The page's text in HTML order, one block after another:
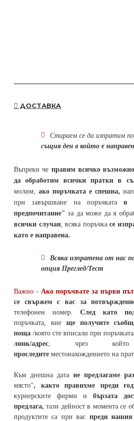
ДОСТАВКА
Стараем се да изпратим
същия ден в който е
Въпреки че правим всичко възможно
да обработим всички пратки в
молим, ако поръчката е спешна,
при завършване на поръчкатав
предпочитание" за да може да я
всички случаи, всяка поръчка се
като е направена.
Всяка изпратена от нас
опция Преглед/Тест
Важно - Ако поръчвате за първи път
се свържем с вас за
телефонен номер
След като
поръчката, вие ще получите
поща /която сте вписали при
линк/адрес , чрез
проследите местонахождението на
Към днешна дата не предлагаме
място", както правихме преди
куриерските фирми и бързата
предлага, тази дейност в момента се
продуктите са при вас преди нашия